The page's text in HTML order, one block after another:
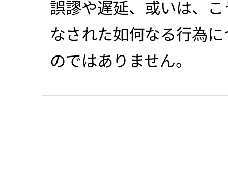
誤謬や遅延、或いは、
なされた如何なる行為
のではありません。